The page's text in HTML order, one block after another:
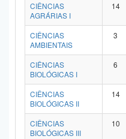
CIÊNCIAS
AGRÁRIAS I
14
CIÊNCIAS
AMBIENTAIS
3
CIÊNCIAS
BIOLÓGICAS I
6
CIÊNCIAS
BIOLÓGICAS II
14
CIÊNCIAS
BIOLÓGICAS III
10